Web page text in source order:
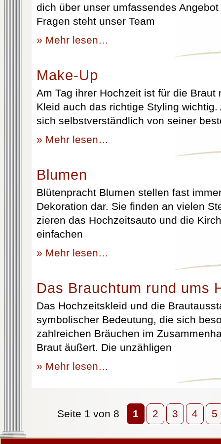
dich über unser umfassendes
Fragen steht unser Team
» Mehr lesen…
Make-Up
Am Tag ihrer Hochzeit ist für die Braut
Kleid auch das richtige Styling
sich selbstverständlich von seiner
» Mehr lesen…
Blumen
Blütenpracht Blumen stellen fast
Dekoration dar. Sie finden an vielen
zieren das Hochzeitsauto und die
einfachen
» Mehr lesen…
Das Brauchtum rund ums
Das Hochzeitskleid und die
symbolischer Bedeutung, die sich
zahlreichen Bräuchen im
Braut äußert. Die unzähligen
» Mehr lesen…
Seite 1 von 8 1 2 3 4 5